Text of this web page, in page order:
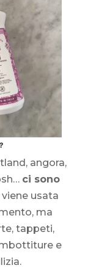
angora,
ci sono
viene usata
ma
tappeti,
e